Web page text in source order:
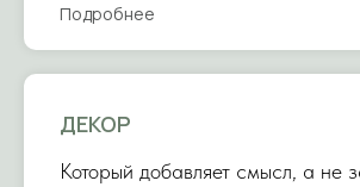
Подробнее
ДЕКОР
Который добавляет смысл, а не